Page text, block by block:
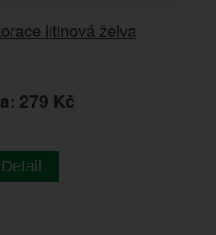
litinová želva
279 Kč
Detail